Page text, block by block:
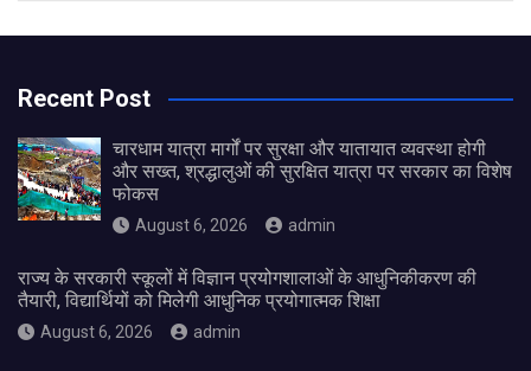
Recent Post
चारधाम यात्रा मार्गों पर सुरक्षा और यातायात व्यवस्था होगी
और सख्त, श्रद्धालुओं की सुरक्षित यात्रा पर सरकार का विशेष
फोकस
August 6, 2026 admin
राज्य के सरकारी स्कूलों में विज्ञान प्रयोगशालाओं के आधुनिकीकरण की
तैयारी, विद्यार्थियों को मिलेगी आधुनिक प्रयोगात्मक शिक्षा
August 6, 2026 admin